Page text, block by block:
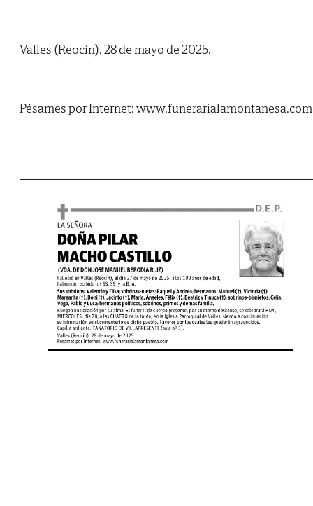
Valles (Reocín), 28 de mayo de 2025.
Pésames por Internet: www.funerarialamontanesa.com